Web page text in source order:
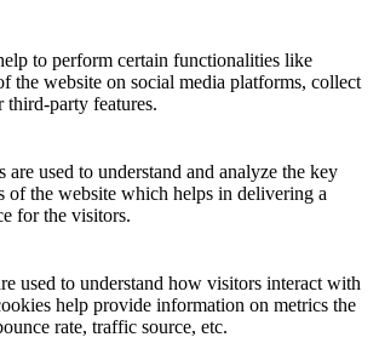
to perform certain functionalities like
the website on social media platforms, collect
third-party features.
are used to understand and analyze the key
of the website which helps in delivering a
for the visitors.
used to understand how visitors interact with
help provide information on metrics the
rate, traffic source, etc.